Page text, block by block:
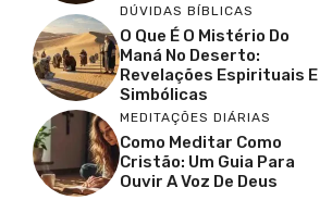
DÚVIDAS BÍBLICAS
O Que É O Mistério Do
Maná No Deserto:
Revelações Espirituais E
Simbólicas
MEDITAÇÕES DIÁRIAS
Como Meditar Como
Cristão: Um Guia Para
Ouvir A Voz De Deus